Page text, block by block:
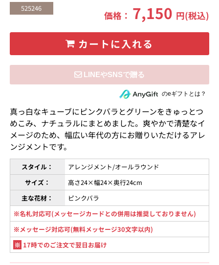
525246
価格： 7,150 円(税込)
カートに入れる
住所を知らない相手にeギフトで贈るのeギフトとは？
真っ白なキューブにピンクバラとグリーンをきゅっとつ
めこみ、ナチュラルにまとめました。爽やかで清楚なイ
メージのため、幅広い年代の方にお贈りいただけるアレ
ンジメントです。
スタイル：
アレンジメント/オールラウンド
サイズ：
高さ24×幅24×奥行24cm
主な花材：
ピンクバラ
※名札対応可(メッセージカードとの併用は推奨しておりません)
※メッセージ対応可(無料メッセージ30文字以内)
※ 17時でのご注文で翌日お届け